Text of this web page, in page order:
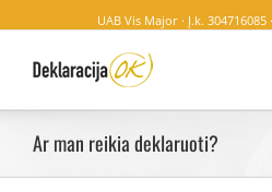
UAB Vis Major · Į.k.
Ar man reikia deklaruoti?